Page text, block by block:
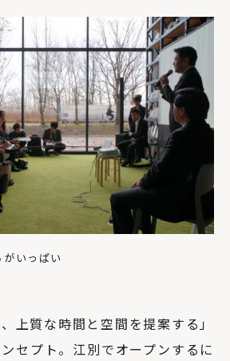
いっぱい
上質な時間と空間を提案する」
セプト。江別でオープンするに